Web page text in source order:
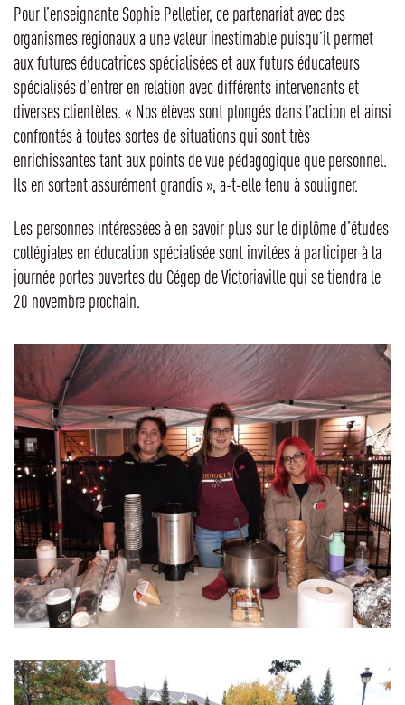
Pour l’enseignante Sophie Pelletier, ce partenariat avec des
organismes régionaux a une valeur inestimable puisqu’il permet
aux futures éducatrices spécialisées et aux futurs éducateurs
spécialisés d’entrer en relation avec différents intervenants et
diverses clientèles. « Nos élèves sont plongés dans l’action et ainsi
confrontés à toutes sortes de situations qui sont très
enrichissantes tant aux points de vue pédagogique que personnel.
Ils en sortent assurément grandis », a-t-elle tenu à souligner.
Les personnes intéressées à en savoir plus sur le diplôme d’études
collégiales en éducation spécialisée sont invitées à participer à la
journée portes ouvertes du Cégep de Victoriaville qui se tiendra le
20 novembre prochain.